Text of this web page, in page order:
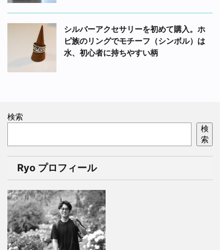
シルバーアクセサリーを初めて購入。ホ
ピ族のリングでモチーフ（シンボル）は
水、初心者に持ちやすい柄
検索
検
索
Ryo プロフィール